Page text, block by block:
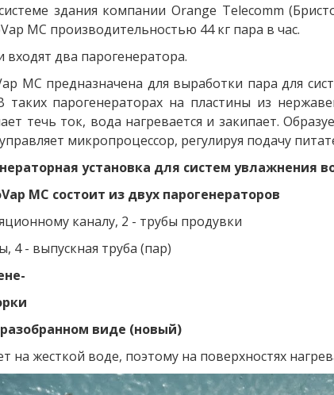
здания компании Orange Telecomm
MC производительностью 44 кг пара в час.
входят два парогенератора.
MC предназначена для выработки пара для
таких парогенераторах на пластины из
течь ток, вода нагревается и закипает.
микропроцессор, регулируя подачу
установка для систем увлажнения
MC состоит из двух парогенераторов
каналу, 2 - трубы продувки
4 - выпускная труба (пар)
виде (новый)
на жесткой воде, поэтому на поверхностях